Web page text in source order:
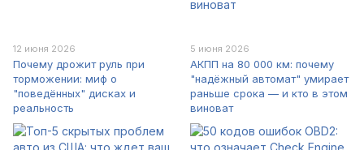
12 июня 2026
Почему дрожит руль при
торможении: миф о
"поведённых" дисках и
реальность
5 июня 2026
АКПП на 80 000 км: почему
"надёжный автомат" умирает
раньше срока — и кто в этом
виноват